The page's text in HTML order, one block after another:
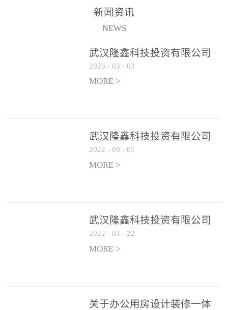
新闻资讯
NEWS
武汉隆鑫科技投资有限公司
聘请常年法律顾问服务机构
遴选公告
2026 - 03 - 03
MORE >
武汉隆鑫科技投资有限公司
办公用房 空调设备供应商公
开遴选公告
2022 - 09 - 05
MORE >
武汉隆鑫科技投资有限公司
招聘实施方案
2022 - 03 - 22
MORE >
关于办公用房设计装修一体